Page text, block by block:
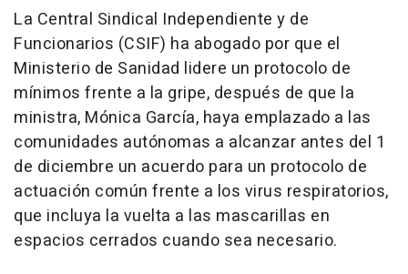
La Central Sindical Independiente y de
Funcionarios (CSIF) ha abogado por que el
Ministerio de Sanidad lidere un protocolo de
mínimos frente a la gripe, después de que la
ministra, Mónica García, haya emplazado a las
comunidades autónomas a alcanzar antes del 1
de diciembre un acuerdo para un protocolo de
actuación común frente a los virus respiratorios,
que incluya la vuelta a las mascarillas en
espacios cerrados cuando sea necesario.